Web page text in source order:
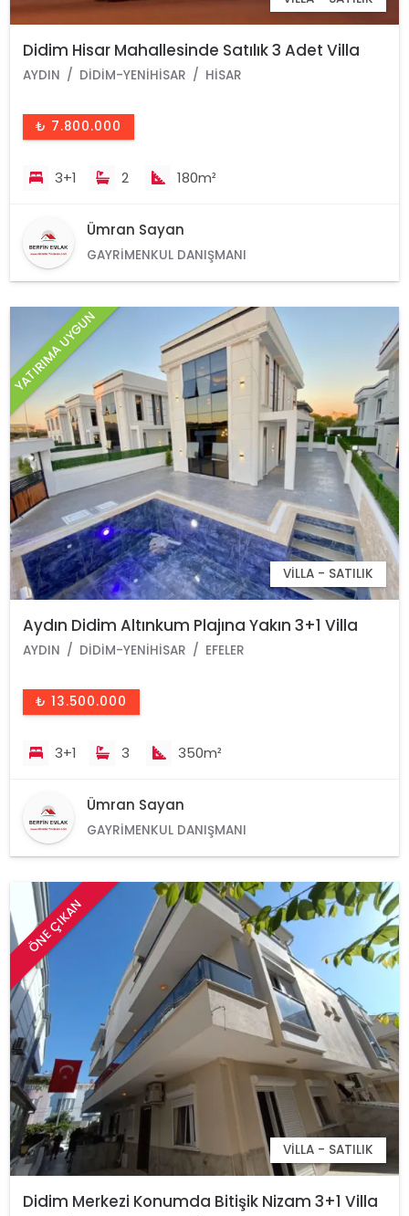
Didim Hisar Mahallesinde Satılık 3 Adet Villa
AYDIN DIDIM-YENIHISAR HISAR
₺ 7.800.000
3+1 2 180m²
Ümran Sayan
GAYRIMENKUL DANIŞMANI
YATIRIMA UYGUN
VILLA - SATILIK
Aydın Didim Altınkum Plajına Yakın 3+1 Villa
AYDIN DIDIM-YENIHISAR EFELER
₺ 13.500.000
3+1 3 350m²
Ümran Sayan
GAYRIMENKUL DANIŞMANI
ÖNE ÇIKAN
VILLA - SATILIK
Didim Merkezi Konumda Bitişik Nizam 3+1 Villa